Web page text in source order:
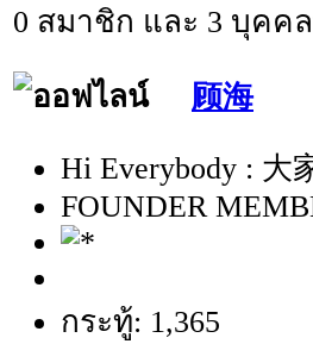
0 สมาชิก และ 3 บุคค
顾海
Hi Everybody : 大
FOUNDER
กระทู้: 1,365